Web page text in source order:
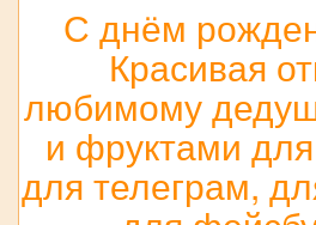
С днём
Красивая
любимому
и фруктами
для телеграм,